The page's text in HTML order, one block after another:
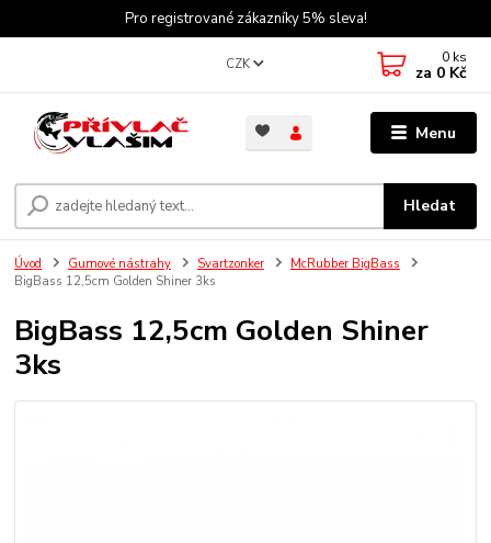
Pro registrované zákazníky 5% sleva!
Menu
CZK
Hledat
0 ks
za 0 Kč
Úvod Gumové nástrahy Svartzonker
McRubber BigBass
BigBass 12,5cm Golden Shiner 3ks
BigBass 12,5cm Golden Shiner
3ks